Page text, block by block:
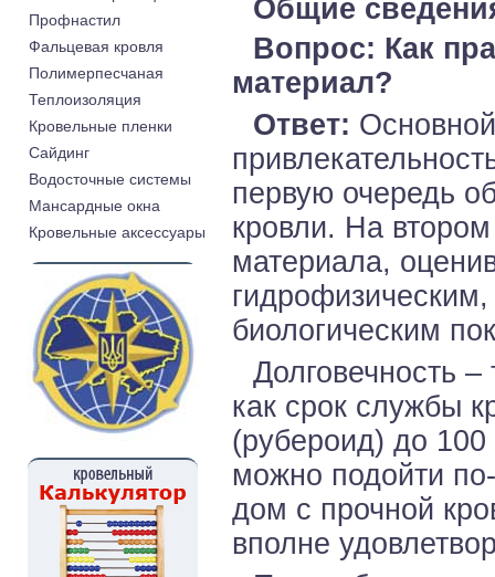
Профнастил
Фальцевая кровля
Полимерпесчаная
Теплоизоляция
Кровельные пленки
Cайдинг
Водосточные системы
Мансардные окна
Кровельные аксессуары
Общие
Вопрос: Как
материал?
Ответ:
первую очередь
кровли. На
материала,
биологическим
Долговечность
как срок службы
(рубероид) до 100
можно подойти
дом с прочной
вполне